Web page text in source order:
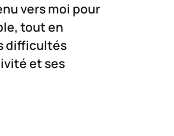
vers moi pour
tout en
difficultés
et ses